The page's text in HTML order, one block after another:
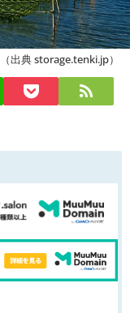
（出典 storage.tenki.jp）